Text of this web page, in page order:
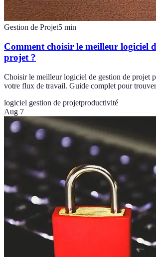
Gestion de Projet5 min
Comment choisir le meilleur logiciel
projet ?
Choisir le meilleur logiciel de gestion de projet
votre flux de travail. Guide complet pour
logiciel gestion de projetproductivité
Aug 7